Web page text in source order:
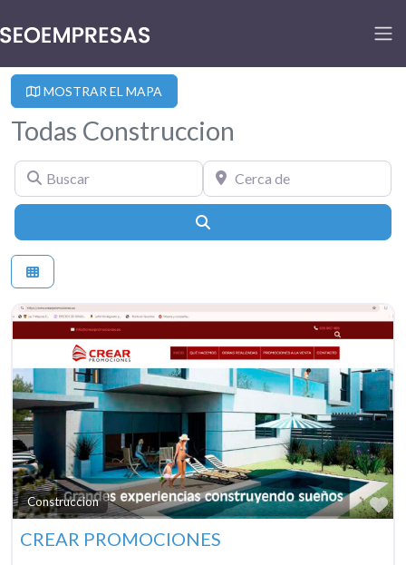
MOSTRAR EL MAPA
Todas Construccion
Buscar Cerca de
Construccion
CREAR PROMOCIONES